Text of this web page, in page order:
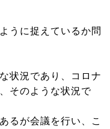
うに捉えているか問
状況であり、コロナ
そのような状況で
るが会議を行い、こ